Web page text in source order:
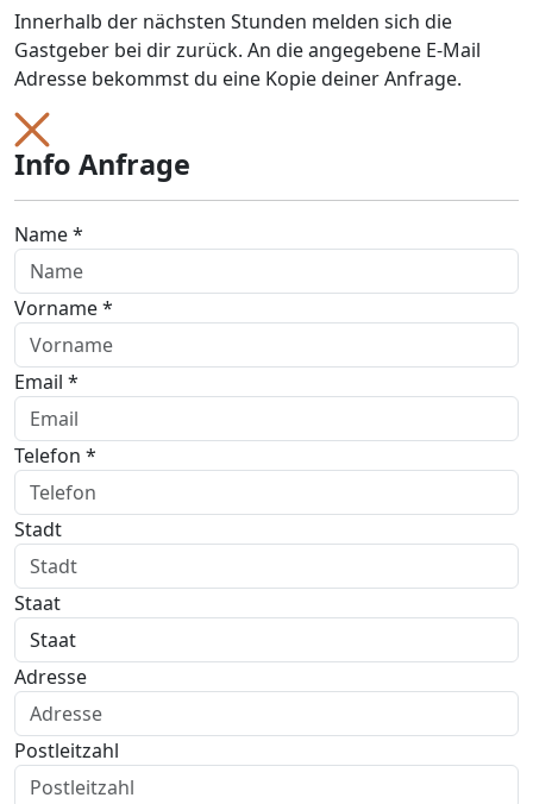
Innerhalb der nächsten Stunden melden sich die
Gastgeber bei dir zurück. An die angegebene E-Mail
Adresse bekommst du eine Kopie deiner Anfrage.
Info Anfrage
Name *
Vorname *
Email *
Telefon *
Stadt
Staat
Adresse
Postleitzahl